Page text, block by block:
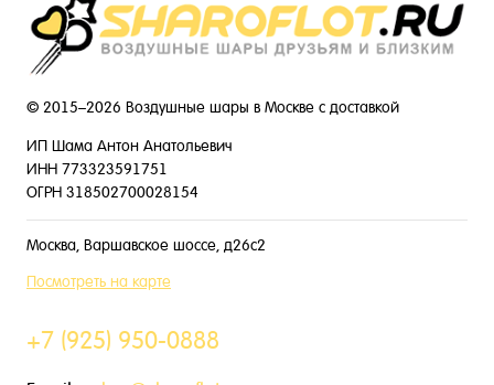
© 2015–2026 Воздушные шары в Москве с доставкой
ИП Шама Антон Анатольевич
ИНН 773323591751
ОГРН 318502700028154
Москва, Варшавское шоссе, д26с2
Посмотреть на карте
+7 (925) 950-0888